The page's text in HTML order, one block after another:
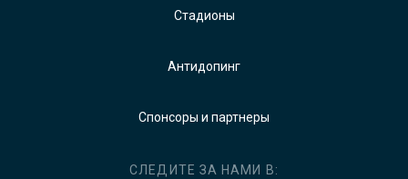
Стадионы
Антидопинг
Спонсоры и партнеры
СЛЕДИТЕ ЗА НАМИ В: